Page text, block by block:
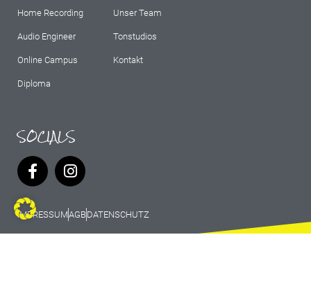
Home Recording
Audio Engineer
Online Campus
Diploma
Unser Team
Tonstudios
Kontakt
SOCIALS
IMPRESSUMAGBDATENSCHUTZ